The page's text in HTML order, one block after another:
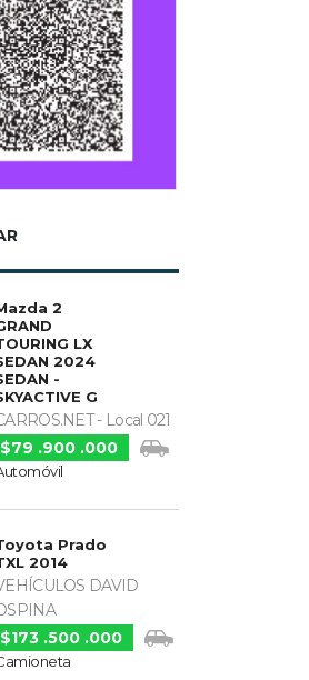
2
LX
2024
-
G
- Local 021
$79 .900 .000
Prado
2014
DAVID
$173 .500 .000